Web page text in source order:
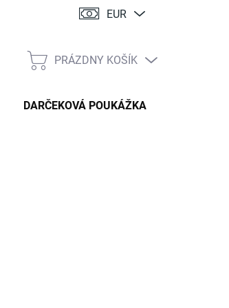
EUR
NÁKUPNÝ
PRÁZDNY KOŠÍK
DARČEKOVÁ POUKÁŽKA